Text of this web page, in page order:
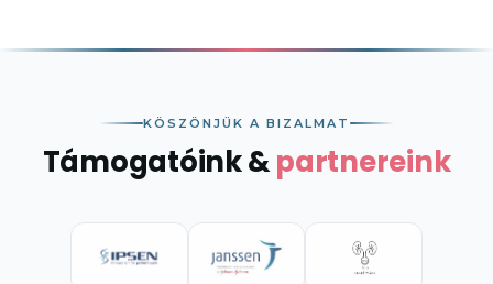
KÖSZÖNJÜK A BIZALMAT
Támogatóink &partnereink